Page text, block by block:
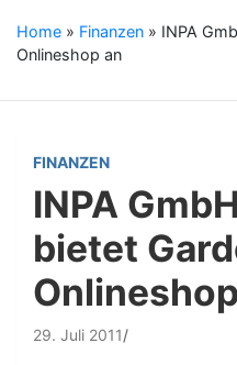
Home » Finanzen » INPA
Onlineshop an
FINANZEN
INPA
bietet
29. Juli 2011